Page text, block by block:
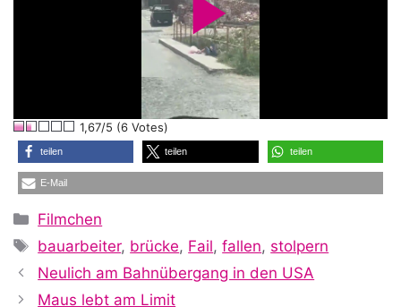
P
l
a
y
1,67/5 (6 Votes)
teilen teilen teilen
E-Mail
Kategorien
Filmchen
Schlagwörter
bauarbeiter, brücke, Fail,fallen, stolpern
Neulich am Bahnübergang in den USA
Maus lebt am Limit